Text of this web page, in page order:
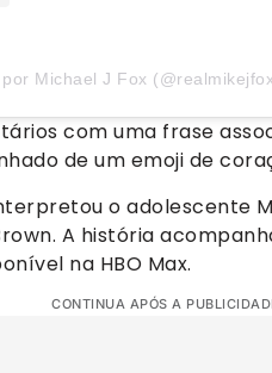
Michael J Fox
com uma frase
de um emoji de
o adolescente
A história
na HBO Max.
CONTINUA APÓS A